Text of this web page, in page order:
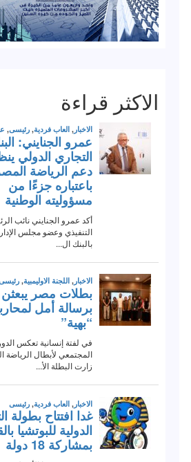
الاكثر قراءة